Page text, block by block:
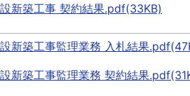
新築工事 契約結果.pdf(33KB)
新築工事監理業務 入札結果
新築工事監理業務 契約結果